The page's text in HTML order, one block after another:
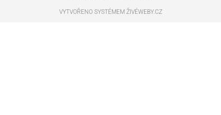
VYTVOŘENO SYSTÉMEM ŽIVÉWEBY.CZ